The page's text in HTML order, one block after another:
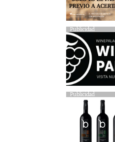
Publicidad
Publicidad